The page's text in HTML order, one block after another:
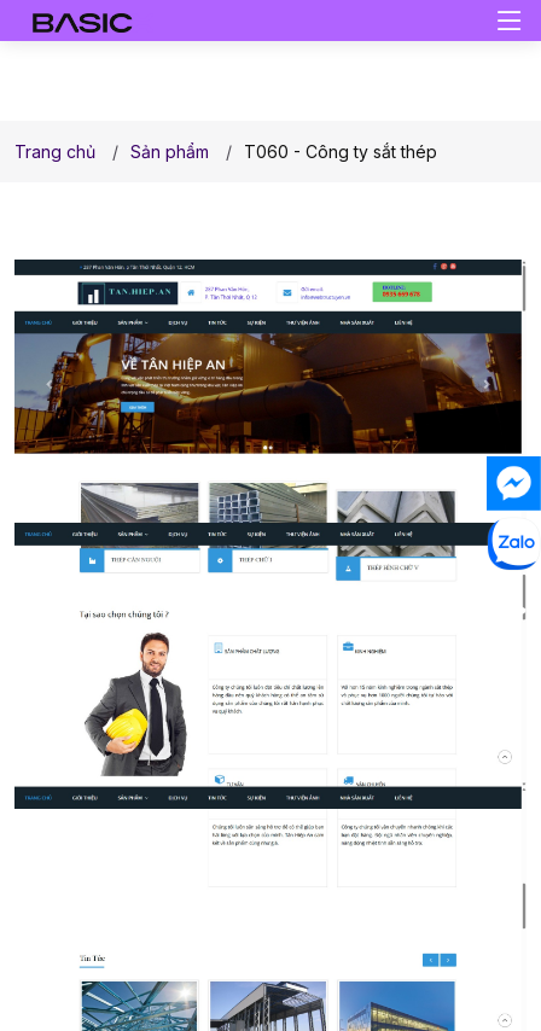
Trang chủ Sản phẩm T060 - Công ty sắt thép